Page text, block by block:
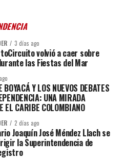
3 días ago
volvió a caer sobre
las Fiestas del Mar
Y LOS NUEVOS DEBATES
UNA MIRADA
EL CARIBE COLOMBIANO
2 días ago
Joaquín José Méndez Llach se
la Superintendencia de